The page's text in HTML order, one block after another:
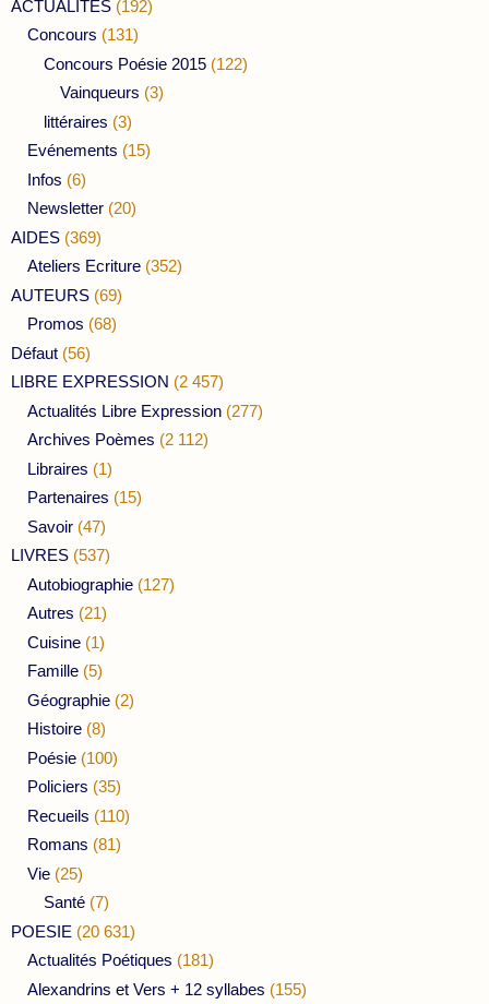
ACTUALITES (192)
Concours (131)
Concours Poésie 2015 (122)
Vainqueurs (3)
littéraires (3)
Evénements (15)
Infos (6)
Newsletter (20)
AIDES (369)
Ateliers Ecriture (352)
AUTEURS (69)
Promos (68)
Défaut (56)
LIBRE EXPRESSION (2 457)
Actualités Libre Expression (277)
Archives Poèmes (2 112)
Libraires (1)
Partenaires (15)
Savoir (47)
LIVRES (537)
Autobiographie (127)
Autres (21)
Cuisine (1)
Famille (5)
Géographie (2)
Histoire (8)
Poésie (100)
Policiers (35)
Recueils (110)
Romans (81)
Vie (25)
Santé (7)
POESIE (20 631)
Actualités Poétiques (181)
Alexandrins et Vers + 12 syllabes (155)